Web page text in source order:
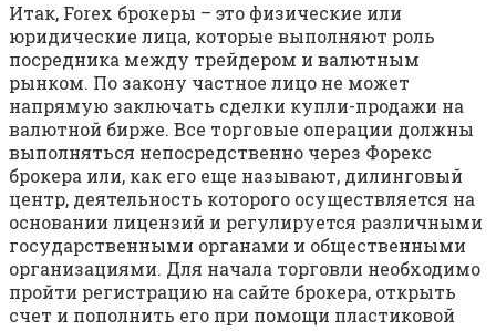
Итак, Forex брокеры – это физические или
юридические лица, которые выполняют роль
посредника между трейдером и валютным
рынком. По закону частное лицо не может
напрямую заключать сделки купли-продажи на
валютной бирже. Все торговые операции должны
выполняться непосредственно через Форекс
брокера или, как его еще называют, дилинговый
центр, деятельность которого осуществляется на
основании лицензий и регулируется различными
государственными органами и общественными
организациями. Для начала торговли необходимо
пройти регистрацию на сайте брокера, открыть
счет и пополнить его при помощи пластиковой